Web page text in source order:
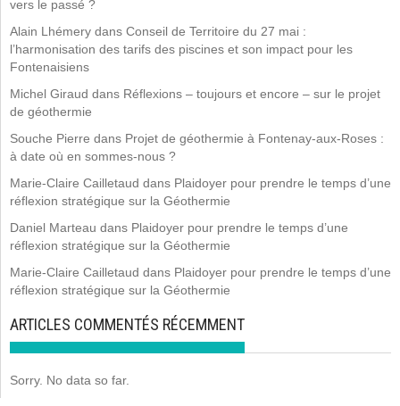
vers le passé ?
Alain Lhémery dans Conseil de Territoire du 27 mai :
l’harmonisation des tarifs des piscines et son impact pour les
Fontenaisiens
Michel Giraud dans Réflexions – toujours et encore – sur le projet
de géothermie
Souche Pierre dans Projet de géothermie à Fontenay-aux-Roses :
à date où en sommes-nous ?
Marie-Claire Cailletaud dans Plaidoyer pour prendre le temps d’une
réflexion stratégique sur la Géothermie
Daniel Marteau dans Plaidoyer pour prendre le temps d’une
réflexion stratégique sur la Géothermie
Marie-Claire Cailletaud dans Plaidoyer pour prendre le temps d’une
réflexion stratégique sur la Géothermie
ARTICLES COMMENTÉS RÉCEMMENT
Sorry. No data so far.